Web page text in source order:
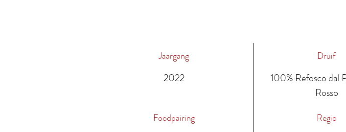
Jaargang
2022
Druif
100% Refosco dal
Rosso
Foodpairing Regio